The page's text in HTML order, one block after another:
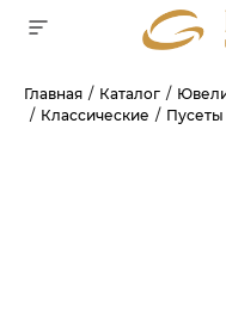
Главная Каталог
Классические
Пусеты
Для клиентов всех